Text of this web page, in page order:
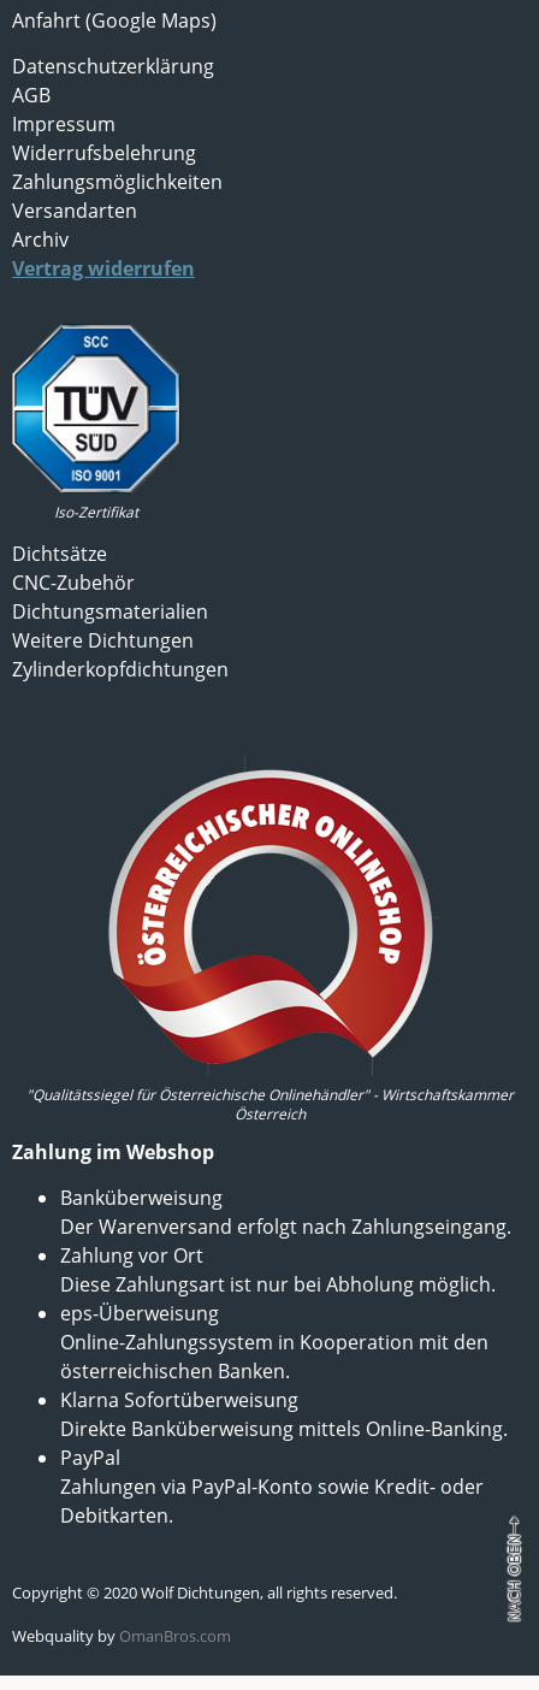
Anfahrt (Google Maps)
Datenschutzerklärung
AGB
Impressum
Widerrufsbelehrung
Zahlungsmöglichkeiten
Versandarten
Archiv
Vertrag widerrufen
Iso-Zertifikat
Dichtsätze
CNC-Zubehör
Dichtungsmaterialien
Weitere Dichtungen
Zylinderkopfdichtungen
"Qualitätssiegel für Österreichische Onlinehändler" - Wirtschaftskammer
Österreich
Zahlung im Webshop
Banküberweisung
Der Warenversand erfolgt nach Zahlungseingang.
Zahlung vor Ort
Diese Zahlungsart ist nur bei Abholung möglich.
eps-Überweisung
Online-Zahlungssystem in Kooperation mit den
österreichischen Banken.
Klarna Sofortüberweisung
Direkte Banküberweisung mittels Online-Banking.
PayPal
Zahlungen via PayPal-Konto sowie Kredit- oder
Debitkarten.
Copyright © 2020 Wolf Dichtungen, all rights reserved.
Webquality by OmanBros.com